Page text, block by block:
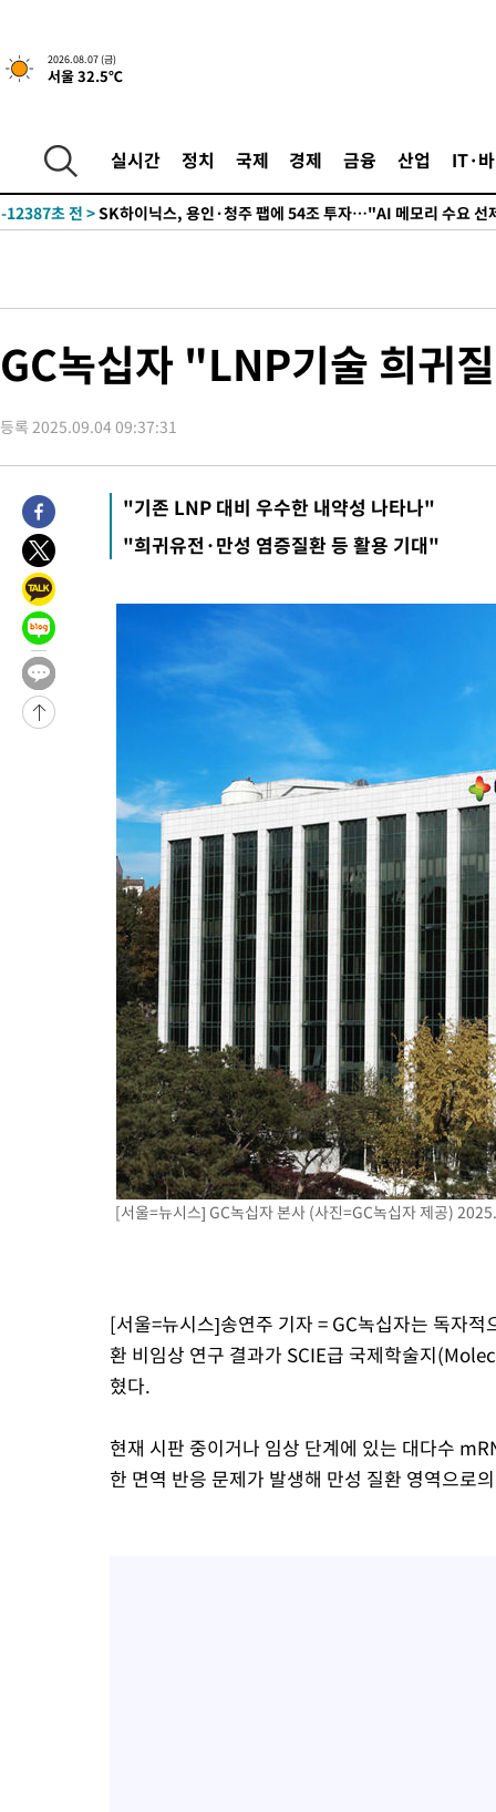
2026.08.07 (금)
서울 32.5℃
실시간 정치 국제 경제 금융 산업 IT·
운드는 임시"
-16183초 전 >"낮 기온 소폭 하락"…수도권 폭염중대경보, 폭염경보로 하향
-16147초 전 >[속보]이 대통령, '호우피해' 안동·의성 관할 4개 면 특별재난
갈 수도
-14081초 전 >
낮 최고 37도 찜통더위…곳곳 소나기·강원 많은 비[내일날씨]
-12387초 전 >
응"
-9243초 전 > 여자배구 이재영·이다영 자매, 아제르바이잔 투란VC 입단
-8183초 전 >[속보]코스피, 6200선 약보합…0.60% 내린 6258.77에 마쳐
-8052초 전 >[속보] 노원서 40.1도 관측…서울, 2018년 이후 첫 40도
-4015초 전 >외신들도 주목한 韓축구 파문…"국민적 공분에 수사 재개"
-3986초 전 >11시간 압수수색에 성접대 파문까지…'쑥대밭' 된 축구협회
-3008초 전 >
[속보]규제합리화위원회 부위원장에 김태유 서울대 공대 교수
태 후임
10분 전 >
[속보]국힘 윤리위, '돌려차기 발언' 진종오·서범수 징계 절차 개시
-30239초 전 >
미 사업체 일자리, 7월에 2.3만개 순감하고 그 전 2개월 10.3
하향수정 (2보)
-29687초 전 >
-25550초 전 >
[속보]이 대통령 "부동산 공급 기존 사고방식 매달리지 말고 과
실천"
-24635초 전 >
이란, "오만과 '중앙 단일 루트' 합의…북쪽 인바운드·남쪽 아
운드는 임시"
-16203초 전 >
"낮 기온 소폭 하락"…수도권 폭염중대경보, 폭염경보로 하향
-16167초 전 >
[속보]이 대통령, '호우피해' 안동·의성 관할 4개 면 특별재난
[단독]중수청 지원 검사들, 정원 초과 시 낮은 계급 임용…희망
낮 최고 37도 찜통더위…곳곳 소나기·강원 많은 비[내일날씨]
SK하이닉스, 용인·청주 팹에 54조 투자…"AI 메모리 수요 선
여자배구 이재영·이다영 자매, 아제르바이잔 투란VC 입단
외국인 심판 성 접대 7경기 들여다보니…한국 축구 '5승 2무'
[속보]코스닥, 2.86포인트(0.36%) 내린 798.81마감
[속보]코스피, 6200선 약보합…0.60% 내린 6258.77에 마쳐
[속보]원·달러 환율, 7.7원 내린 1416.1원 마감
[속보] 노원서 40.1도 관측…서울, 2018년 이후 첫 40도
[속보]종합특검, '계엄 수용공간 확보' 신용해 前교정본부장 기
외신들도 주목한 韓축구 파문…"국민적 공분에 수사 재개"
11시간 압수수색에 성접대 파문까지…'쑥대밭' 된 축구협회
[속보]규제합리화위원회 부위원장에 김태유 서울대 공대 교수
[속보]국힘 윤리위, '돌려차기 발언' 진종오·서범수 징계 절차 개시
GC녹십자 "LNP기술 희귀
등록 2025.09.04 09:37:31
"기존 LNP 대비 우수한 내약성 나타나"
"희귀유전·만성 염증질환 등 활용 기대"
[서울=뉴시스] GC녹십자 본사 (사진=GC녹십자 제공)
[서울=뉴시스]송연주 기자 = GC녹십자는 독자
환 비임상 연구 결과가 SCIE급 국제학술지
혔다.
현재 시판 중이거나 임상 단계에 있는 대다수
한 면역 반응 문제가 발생해 만성 질환 영역으로